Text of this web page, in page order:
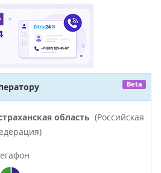
Beta
область (Российская